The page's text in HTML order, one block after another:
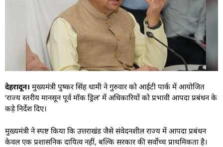
देहरादून। मुख्यमंत्री पुष्कर सिंह धामी ने गुरुवार को आईटी पार्क में आयोजित
‘राज्य स्तरीय मानसून पूर्व मॉक ड्रिल’ में अधिकारियों को प्रभावी आपदा प्रबंधन के
कड़े निर्देश दिए।
मुख्यमंत्री ने स्पष्ट किया कि उत्तराखंड जैसे संवेदनशील राज्य में आपदा प्रबंधन
केवल एक प्रशासनिक दायित्व नहीं, बल्कि सरकार की सर्वोच्च प्राथमिकता है।